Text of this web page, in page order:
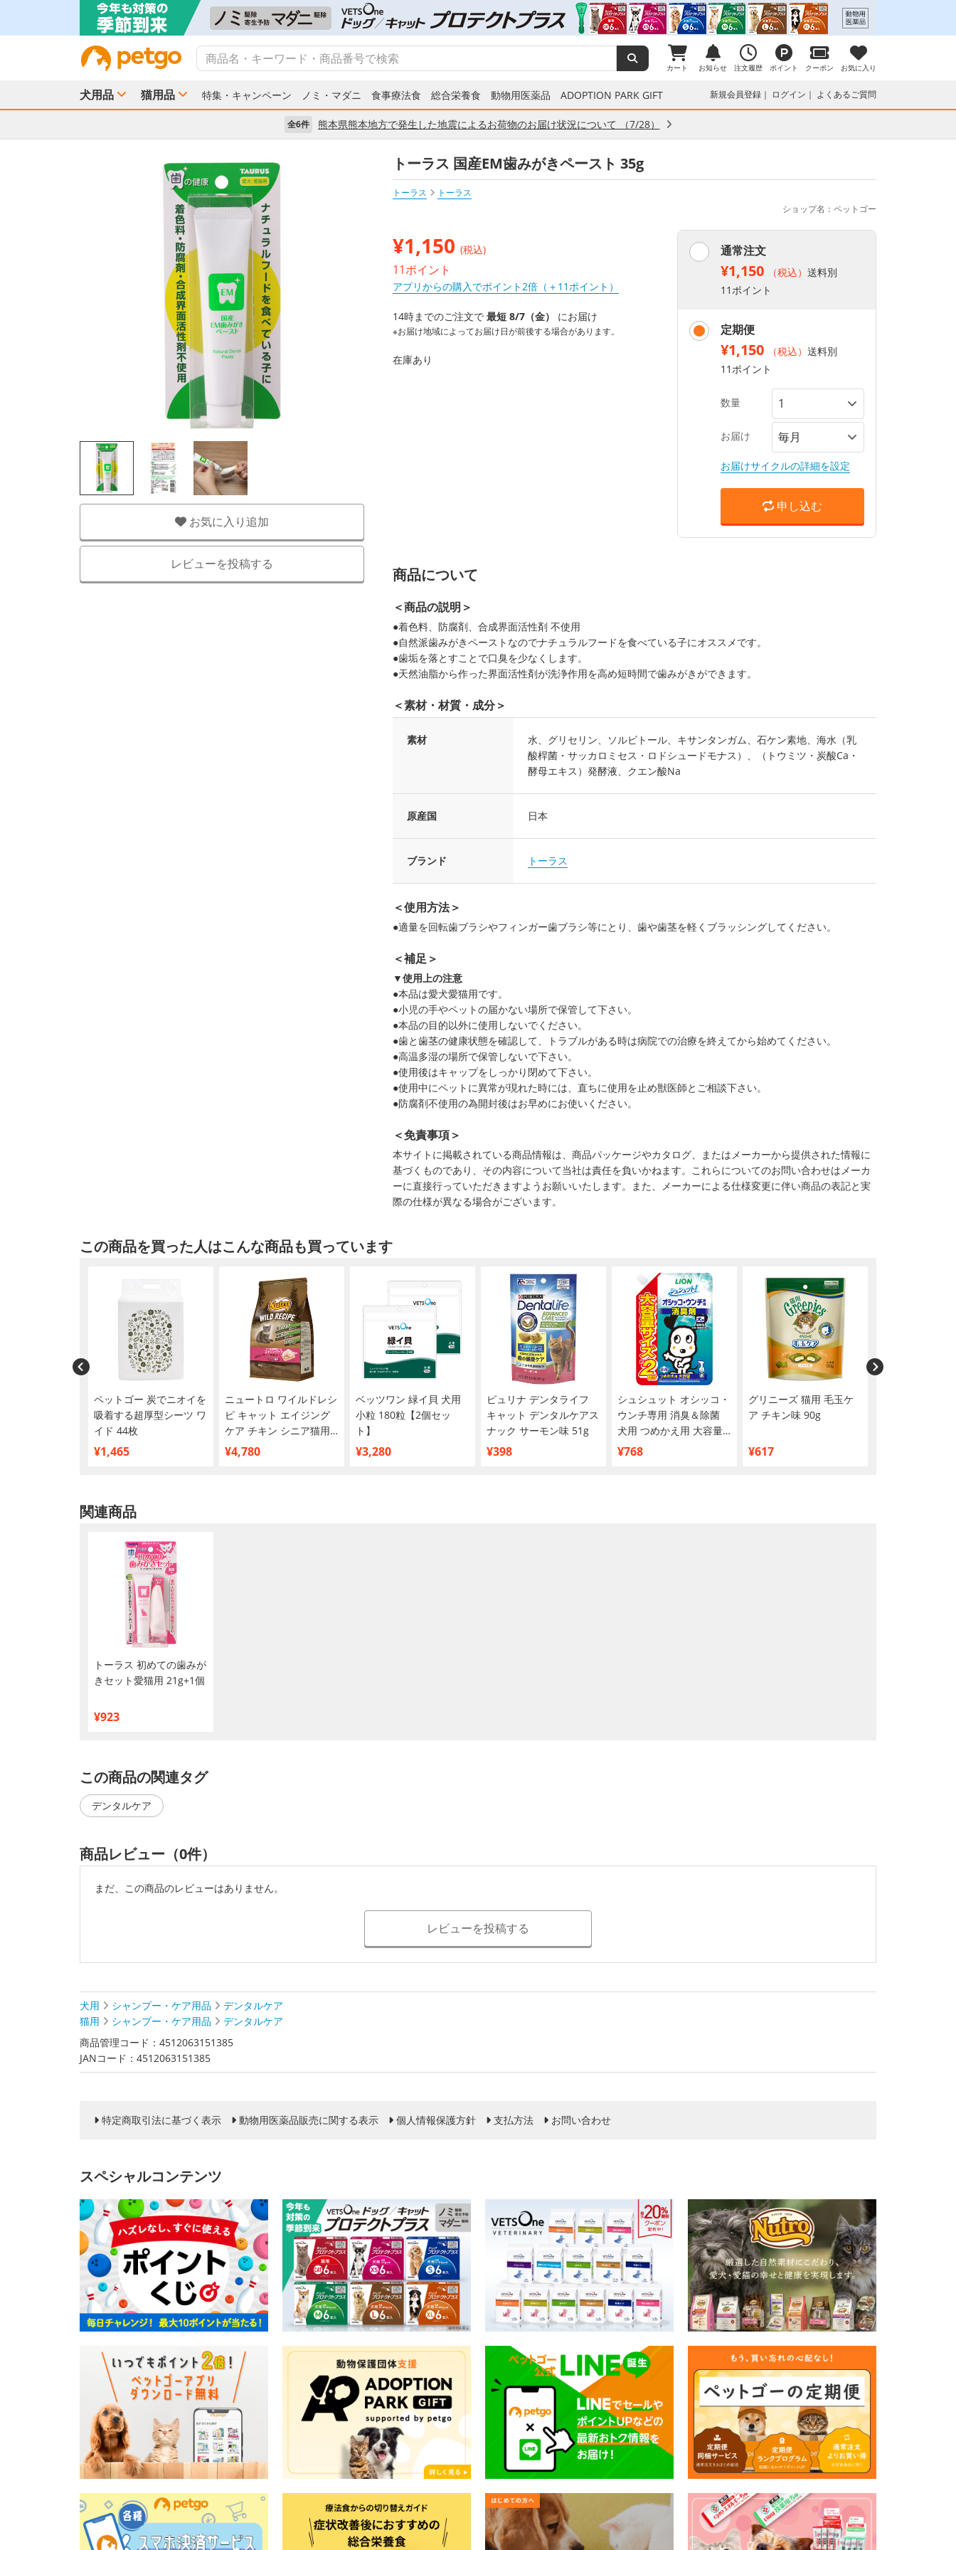
カート お知らせ 注文履歴 ポイント クーポン お気に入り
犬用品 猫用品 特集・キャンペーン ノミ・マダニ 食事療法食 総合栄養食 動物用医薬品 ADOPTION PARK GIFT 新規会員登録 ログイン よくあるご質問
全6件 熊本県熊本地方で発生した地震によるお荷物のお届け状況について （7/28）
お気に入り追加
レビューを投稿する
トーラス 国産EM歯みがきペースト 35g
トーラス
トーラス
ショップ名：ペットゴー
¥1,150 (税込)
11ポイント
アプリからの購入でポイント2倍（＋11ポイント）
14時までのご注文で 最短 8/7（金） にお届け
※お届け地域によってお届け日が前後する場合があります。
在庫あり
通常注文
¥1,150 （税込） 送料別
11ポイント
定期便
¥1,150 （税込） 送料別
11ポイント
数量
お届け
お届けサイクルの詳細を設定
申し込む
商品について
＜商品の説明＞
●着色料、防腐剤、合成界面活性剤 不使用
●自然派歯みがきペーストなのでナチュラルフードを食べている子にオススメです。
●歯垢を落とすことで口臭を少なくします。
●天然油脂から作った界面活性剤が洗浄作用を高め短時間で歯みがきができます。
＜素材・材質・成分＞
素材
水、グリセリン、ソルビトール、キサンタンガム、石ケン素地、海水（乳
酸桿菌・サッカロミセス・ロドシュードモナス）、（トウミツ・炭酸Ca・
酵母エキス）発酵液、クエン酸Na
原産国 日本
ブランド トーラス
＜使用方法＞
●適量を回転歯ブラシやフィンガー歯ブラシ等にとり、歯や歯茎を軽くブラッシングしてください。
＜補足＞
▼使用上の注意
●本品は愛犬愛猫用です。
●小児の手やペットの届かない場所で保管して下さい。
●本品の目的以外に使用しないでください。
●歯と歯茎の健康状態を確認して、トラブルがある時は病院での治療を終えてから始めてください。
●高温多湿の場所で保管しないで下さい。
●使用後はキャップをしっかり閉めて下さい。
●使用中にペットに異常が現れた時には、直ちに使用を止め獣医師とご相談下さい。
●防腐剤不使用の為開封後はお早めにお使いください。
＜免責事項＞
本サイトに掲載されている商品情報は、商品パッケージやカタログ、またはメーカーから提供された情報に
基づくものであり、その内容について当社は責任を負いかねます。これらについてのお問い合わせはメーカ
ーに直接行っていただきますようお願いいたします。また、メーカーによる仕様変更に伴い商品の表記と実
際の仕様が異なる場合がございます。
この商品を買った人はこんな商品も買っています
ペットゴー 炭でニオイを
吸着する超厚型シーツ ワ
イド 44枚
¥1,465
ニュートロ ワイルドレシ
ピ キャット エイジング
ケア チキン シニア猫用
2kg
¥4,780
ベッツワン 緑イ貝 犬用
小粒 180粒【2個セッ
ト】
¥3,280
ピュリナ デンタライフ
キャット デンタルケアス
ナック サーモン味 51g
¥398
シュシュット オシッコ・
ウンチ専用 消臭＆除菌
犬用 つめかえ用 大容量
480mL
¥768
グリニーズ 猫用 毛玉ケ
ア チキン味 90g
¥617
関連商品
トーラス 初めての歯みが
きセット愛猫用 21g+1個
¥923
この商品の関連タグ
デンタルケア
商品レビュー（0件）
まだ、この商品のレビューはありません。
レビューを投稿する
犬用 シャンプー・ケア用品
デンタルケア
猫用
シャンプー・ケア用品
デンタルケア
商品管理コード：4512063151385
JANコード：4512063151385
特定商取引法に基づく表示 動物用医薬品販売に関する表示 個人情報保護方針 支払方法 お問い合わせ
スペシャルコンテンツ